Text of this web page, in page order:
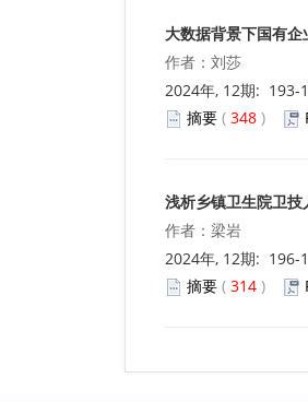
大数据背景下国有
作者：刘莎
2024年, 12期: 193-
摘要 ( 348 )
浅析乡镇卫生院卫技
作者：梁岩
2024年, 12期: 196-
摘要 ( 314 )